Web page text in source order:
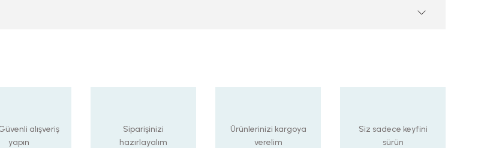
alışveriş
yapın
Siparişinizi
hazırlayalım
Ürünlerinizi kargoya
verelim
Siz sadece keyfini
sürün